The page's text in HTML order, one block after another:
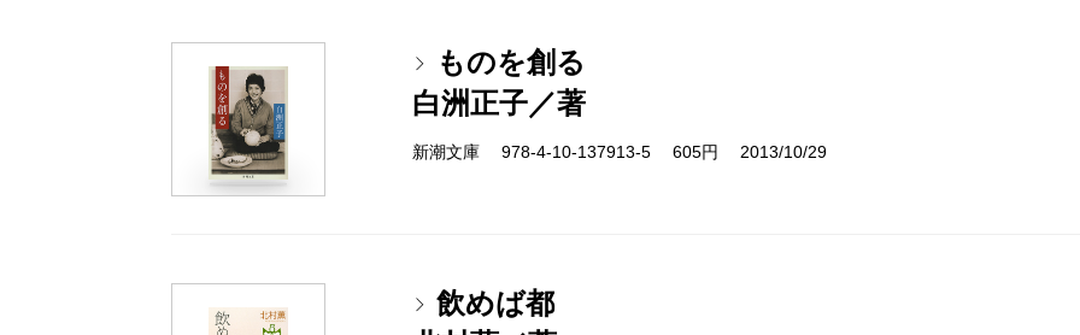
ものを創る
白洲正子／著
新潮文庫 978-4-10-137913-5 605円 2013/10/29
飲めば都